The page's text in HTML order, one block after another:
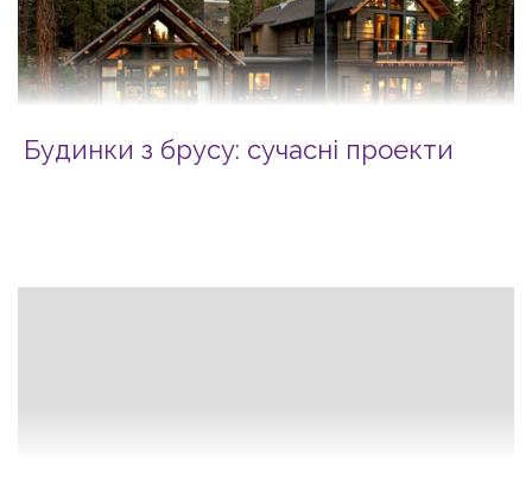
Будинки з брусу: сучасні проекти